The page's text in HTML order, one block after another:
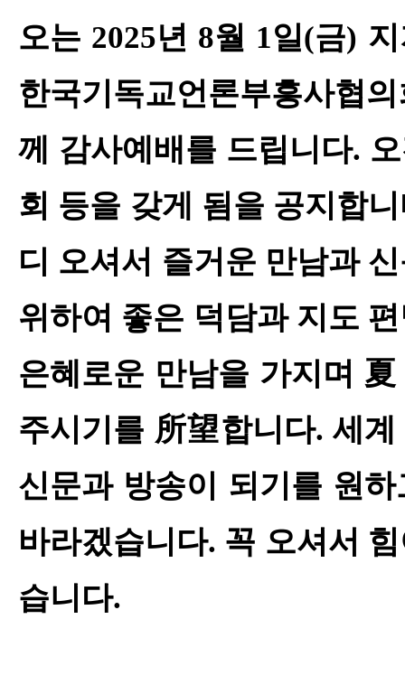
오는 2025년 8월 1일(금)
한국기독교언론부흥사협
께 감사예배를 드립니다.
회 등을 갖게 됨을 공지합
디 오셔서 즐거운 만남과
위하여 좋은 덕담과 지도
은혜로운 만남을 가지며
주시기를 所望합니다.세계
신문과 방송이 되기를 원
바라겠습니다. 꼭 오셔서
습니다.